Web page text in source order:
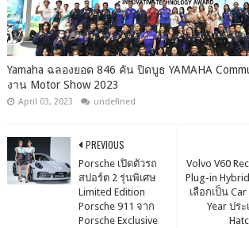
Yamaha ฉลองยอด 846 คัน ปิดบูธ YAMAHA
งาน Motor Show 2023
April 03, 2023 undefined
Volvo V60
Plug-in
เลือกเป็น
Year ปร
PREVIOUS
Porsche เปิดตัวรถ
สปอร์ต 2 รุ่นพิเศษ
Limited Edition
Porsche 911 จาก
Porsche Exclusive